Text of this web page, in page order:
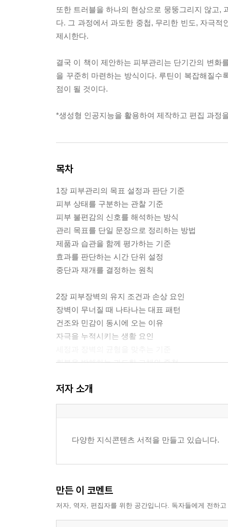
또한 트러블을 하나의 현상으로 뭉뚱그리지 않고,
다. 그 과정에서 과도한 중첩, 무리한 빈도, 자극
제시한다.
결국 이 책이 제안하는 피부관리는 단기간의 변화
을 꾸준히 마련하는 방식이다. 루틴이 복잡해질수
점이 될 것이다.
*생성형 인공지능을 활용하여 제작하고 편집 과정
목차
1장 피부관리의 목표 설정과 판단 기준
피부 상태를 구분하는 관찰 기준
피부 불편감의 신호를 해석하는 방식
관리 목표를 단일 문장으로 정리하는 방법
제품과 습관을 함께 평가하는 기준
효과를 판단하는 시간 단위 설정
중단과 재개를 결정하는 원칙
2장 피부장벽의 유지 조건과 손상 요인
장벽이 무너질 때 나타나는 대표 패턴
건조와 민감이 동시에 오는 이유
자극을 누적시키는 생활 요인
회복을 방해하는 과도한 교체와 중첩
3장 세안과 클렌징의 역할 구분
세정력 과잉이 만드는 당김과 붉어짐
4장 보습의 구조와 루틴 설계
수분 공급과 증발 차단의 분리
저자 소개
다양한 지식콘텐츠 서적을 만들고 있습니다.
만든 이 코멘트
저자, 역자, 편집자를 위한 공간입니다. 독자들에게 전하